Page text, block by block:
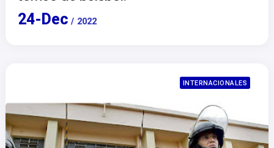
24- Dec / 2022
INTERNACIONALES